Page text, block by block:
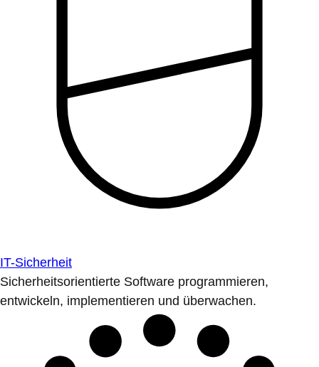
IT-Sicherheit
Sicherheitsorientierte Software programmieren,
entwickeln, implementieren und überwachen.